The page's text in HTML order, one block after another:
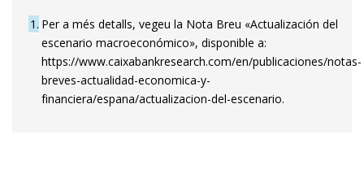
1 Per a més detalls, vegeu la Nota Breu «Actualización del
escenario macroeconómico», disponible a:
https://www.caixabankresearch.com/en/publicaciones/notas-
breves-actualidad-economica-y-
financiera/espana/actualizacion-del-escenario.